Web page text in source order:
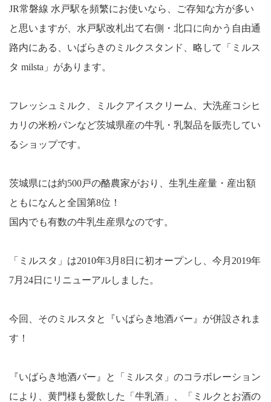
JR常磐線 水戸駅を頻繁にお使いなら、ご存知な方が多い
と思いますが、水戸駅改札出て右側・北口に向かう自由通
路内にある、いばらきのミルクスタンド、略して「ミルス
タ milsta 」があります。
フレッシュミルク、ミルクアイスクリーム、大洗産コシヒ
カリの米粉パンなど茨城県産の牛乳・乳製品を販売してい
るショップです。
茨城県には約500戸の酪農家がおり、生乳生産量・産出額
ともになんと全国第8位！
国内でも有数の牛乳生産県なのです。
「ミルスタ」は2010年3月 8日に初オープンし、今月 2019年
7月 24日にリニューアルしました。
今回、そのミルスタと『いばらき地酒バー』が併設されま
す！
『いばらき地酒バー』と「ミルスタ」のコラボレーション
により、黄門様も愛飲した「牛乳酒」、「ミルクとお酒の